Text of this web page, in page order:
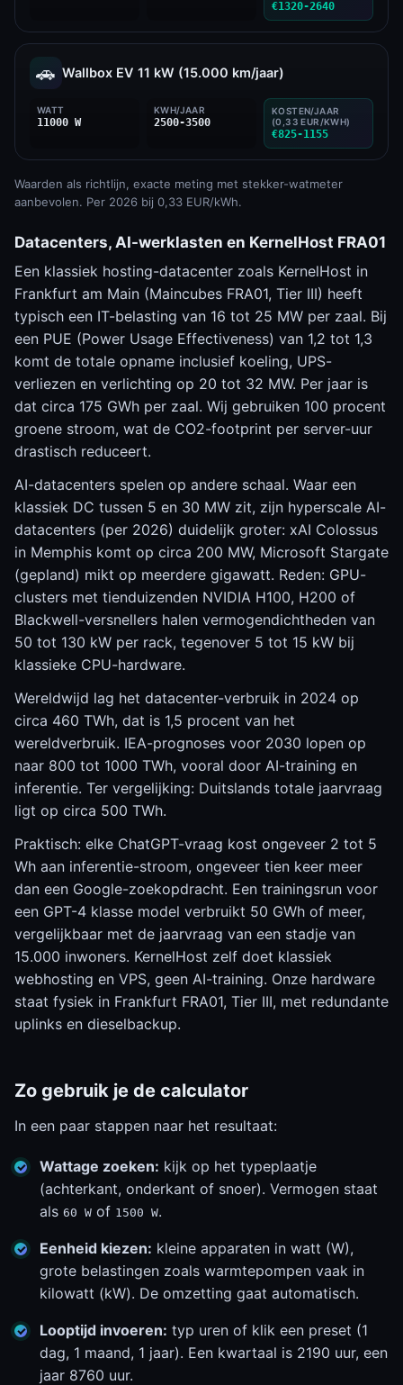
€1320-2640
🚗 Wallbox EV 11 kW (15.000 km/jaar)
WATT
11000 W
KWH/JAAR
2500-3500
KOSTEN/JAAR
(0,33 EUR/KWH)
€825-1155
Waarden als richtlijn, exacte meting met stekker-watmeter
aanbevolen. Per 2026 bij 0,33 EUR/kWh.
Datacenters, AI-werklasten en KernelHost FRA01
Een klassiek hosting-datacenter zoals KernelHost in
Frankfurt am Main (Maincubes FRA01, Tier III) heeft
typisch een IT-belasting van 16 tot 25 MW per zaal. Bij
een PUE (Power Usage Effectiveness) van 1,2 tot 1,3
komt de totale opname inclusief koeling, UPS-
verliezen en verlichting op 20 tot 32 MW. Per jaar is
dat circa 175 GWh per zaal. Wij gebruiken 100 procent
groene stroom, wat de CO2-footprint per server-uur
drastisch reduceert.
AI-datacenters spelen op andere schaal. Waar een
klassiek DC tussen 5 en 30 MW zit, zijn hyperscale AI-
datacenters (per 2026) duidelijk groter: xAI Colossus
in Memphis komt op circa 200 MW, Microsoft Stargate
(gepland) mikt op meerdere gigawatt. Reden: GPU-
clusters met tienduizenden NVIDIA H100, H200 of
Blackwell-versnellers halen vermogendichtheden van
50 tot 130 kW per rack, tegenover 5 tot 15 kW bij
klassieke CPU-hardware.
Wereldwijd lag het datacenter-verbruik in 2024 op
circa 460 TWh, dat is 1,5 procent van het
wereldverbruik. IEA-prognoses voor 2030 lopen op
naar 800 tot 1000 TWh, vooral door AI-training en
inferentie. Ter vergelijking: Duitslands totale jaarvraag
ligt op circa 500 TWh.
Praktisch: elke ChatGPT-vraag kost ongeveer 2 tot 5
Wh aan inferentie-stroom, ongeveer tien keer meer
dan een Google-zoekopdracht. Een trainingsrun voor
een GPT-4 klasse model verbruikt 50 GWh of meer,
vergelijkbaar met de jaarvraag van een stadje van
15.000 inwoners. KernelHost zelf doet klassiek
webhosting en VPS, geen AI-training. Onze hardware
staat fysiek in Frankfurt FRA01, Tier III, met redundante
uplinks en dieselbackup.
Zo gebruik je de calculator
In een paar stappen naar het resultaat:
Wattage zoeken: kijk op het typeplaatje
(achterkant, onderkant of snoer). Vermogen staat
als 60 W of 1500 W.
Eenheid kiezen: kleine apparaten in watt (W),
grote belastingen zoals warmtepompen vaak in
kilowatt (kW). De omzetting gaat automatisch.
Looptijd invoeren: typ uren of klik een preset (1
dag, 1 maand, 1 jaar). Een kwartaal is 2190 uur, een
jaar 8760 uur.